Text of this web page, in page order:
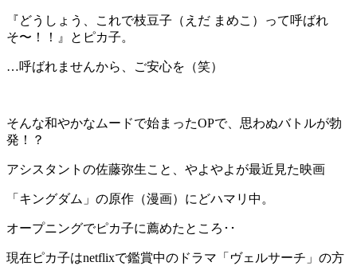
『どうしょう、これで枝豆子（えだ まめこ）って呼ばれ
そ〜！！』とピカ子。
…呼ばれませんから、ご安心を（笑）
そんな和やかなムードで始まったOPで、思わぬバトルが勃
発！？
アシスタントの佐藤弥生こと、やよやよが最近見た映画
「キングダム」の原作（漫画）にどハマリ中。
オープニングでピカ子に薦めたところ･･
現在ピカ子はnetflixで鑑賞中のドラマ「ヴェルサーチ」の方